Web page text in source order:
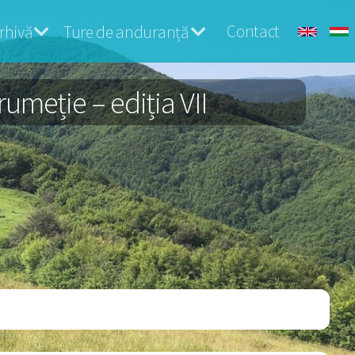
Ture de anduranță Contact
– ediția VII